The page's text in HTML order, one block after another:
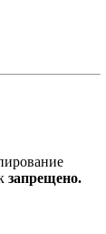
запрещено.